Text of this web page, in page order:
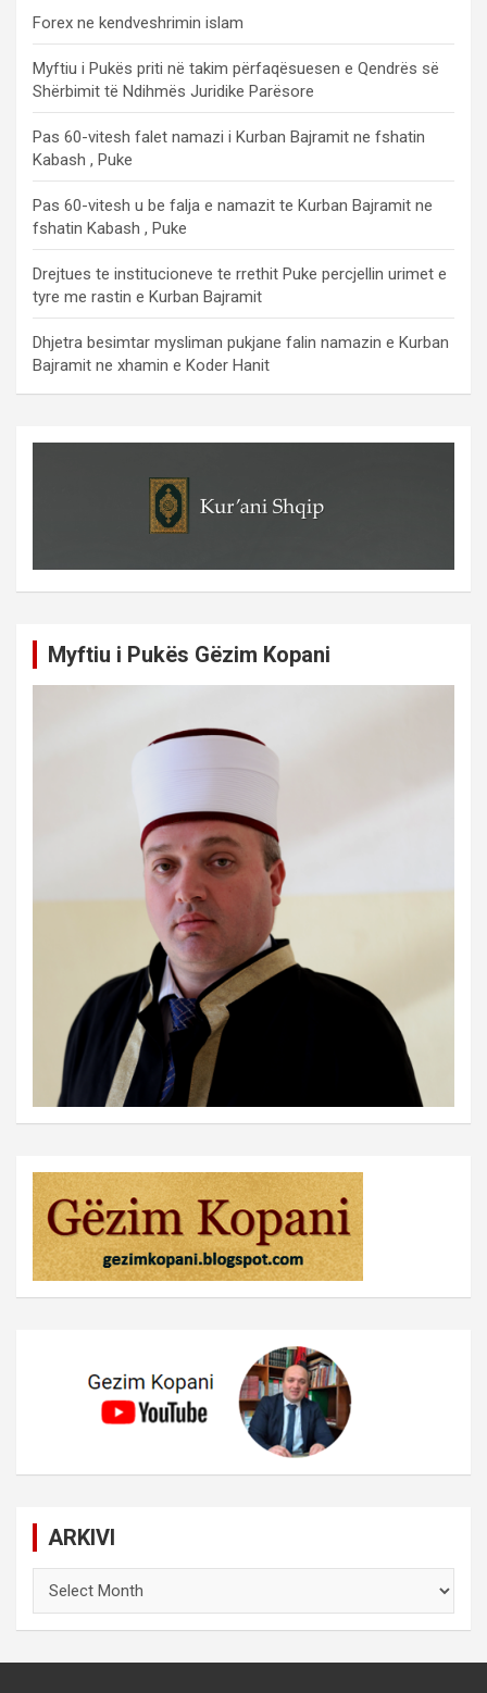
Forex ne kendveshrimin islam
Myftiu i Pukës priti në takim përfaqësuesen e Qendrës së
Shërbimit të Ndihmës Juridike Parësore
Pas 60-vitesh falet namazi i Kurban Bajramit ne fshatin
Kabash , Puke
Pas 60-vitesh u be falja e namazit te Kurban Bajramit ne
fshatin Kabash , Puke
Drejtues te institucioneve te rrethit Puke percjellin urimet e
tyre me rastin e Kurban Bajramit
Dhjetra besimtar mysliman pukjane falin namazin e Kurban
Bajramit ne xhamin e Koder Hanit
Myftiu i Pukës Gëzim Kopani
ARKIVI